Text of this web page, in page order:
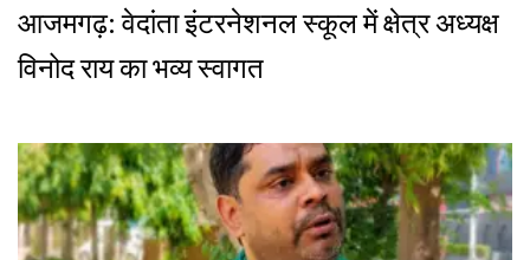
आजमगढ़: वेदांता इंटरनेशनल स्कूल में क्षेत्र अध्यक्ष
विनोद राय का भव्य स्वागत